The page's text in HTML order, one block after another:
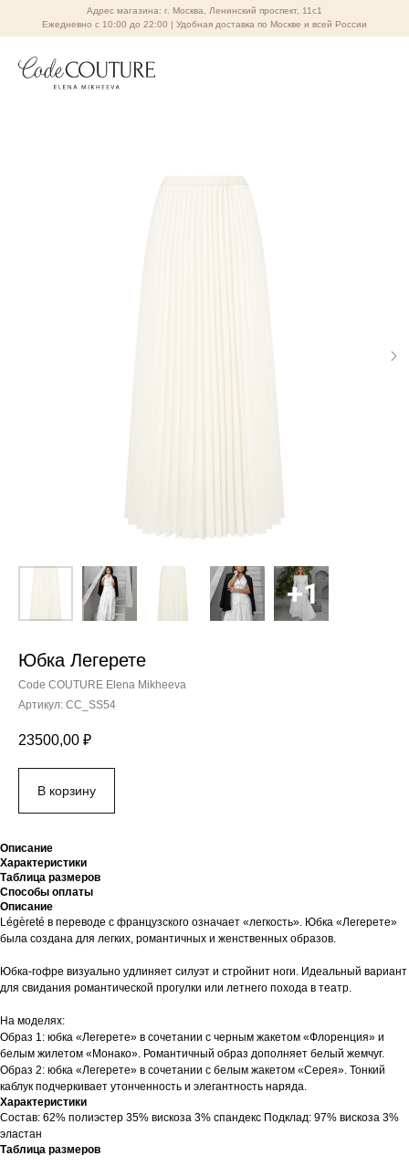
Адрес магазина: г. Москва, Ленинский проспект, 11с1
Ежедневно с 10:00 до 22:00 | Удобная доставка по Москве и всей России
Юбка Легерете
Code COUTURE Elena Mikheeva
Артикул: CC_SS54
23500,00 ₽
В корзину
Описание
Характеристики
Таблица размеров
Способы оплаты
Описание
Légèreté в переводе с французского означает «легкость». Юбка «Легерете»
была создана для легких, романтичных и женственных образов.
Юбка-гофре визуально удлиняет силуэт и стройнит ноги. Идеальный вариант
для свидания романтической прогулки или летнего похода в театр.
На моделях:
Образ 1: юбка «Легерете» в сочетании с черным жакетом «Флоренция» и
белым жилетом «Монако». Романтичный образ дополняет белый жемчуг.
Образ 2: юбка «Легерете» в сочетании с белым жакетом «Серея». Тонкий
каблук подчеркивает утонченность и элегантность наряда.
Характеристики
Cостав: 62% полиэстер 35% вискоза 3% спандекс Подклад: 97% вискоза 3%
эластан
Таблица размеров